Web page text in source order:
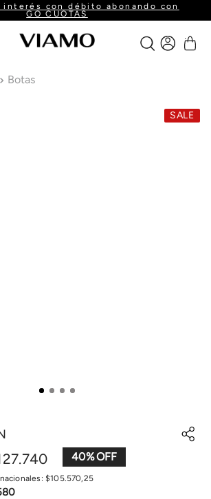
con débito abonando con
GO CUOTAS
Botas
SALE
.740 40%
$105.570,25